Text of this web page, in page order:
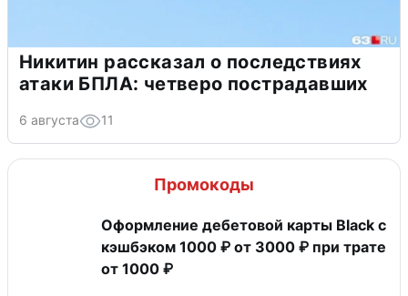
Никитин рассказал о последствиях
атаки БПЛА: четверо пострадавших
6 августа 11
Промокоды
Оформление дебетовой карты Black с
кэшбэком 1000 ₽ от 3000 ₽ при трате
от 1000 ₽